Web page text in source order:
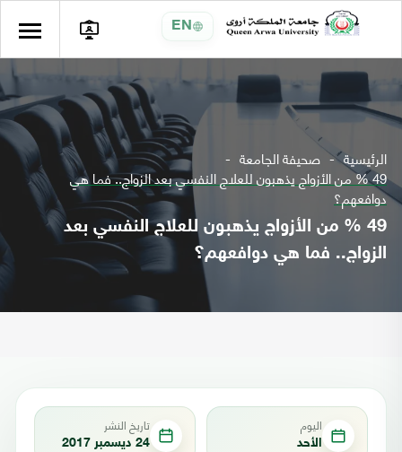
EN
الرئيسية صحيفة الجامعة
49 % من الأزواج يذهبون للعلاج النفسي بعد الزواج.. فما هي
دوافعهم؟
49 % من الأزواج يذهبون للعلاج النفسي بعد
الزواج.. فما هي دوافعهم؟
اليوم
الأحد
تاريخ النشر
24 ديسمبر 2017